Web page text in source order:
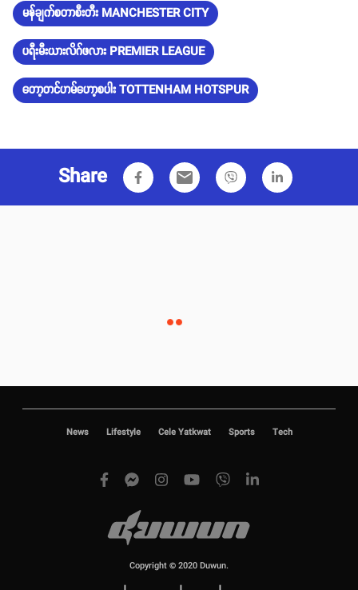
မန်ချက်စတာစီးတီး MANCHESTER CITY
ပရီးမီးယားလိဂ်ဖလား PREMIER LEAGUE
တော့တင်ဟမ်ဟော့စပါး TOTTENHAM HOTSPUR
Share email
News Lifestyle Cele Yatkwat Sports Tech
Copyright © 2020 Duwun.